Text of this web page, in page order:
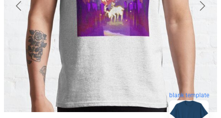
blank template